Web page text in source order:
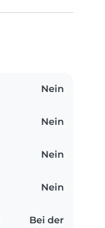
Nein
Nein
Nein
Nein
Bei der